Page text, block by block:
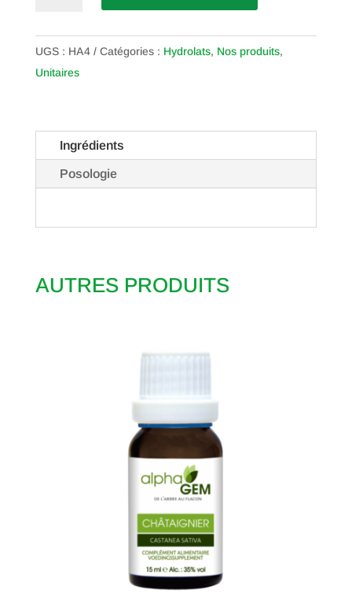
UGS : HA4 Catégories : Hydrolats, Nos produits,
Unitaires
Ingrédients
Posologie
AUTRES PRODUITS